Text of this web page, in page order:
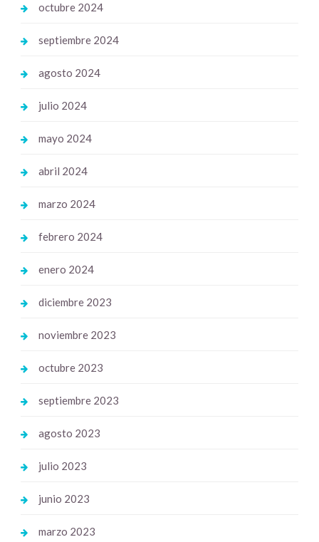
octubre 2024
septiembre 2024
agosto 2024
julio 2024
mayo 2024
abril 2024
marzo 2024
febrero 2024
enero 2024
diciembre 2023
noviembre 2023
octubre 2023
septiembre 2023
agosto 2023
julio 2023
junio 2023
marzo 2023